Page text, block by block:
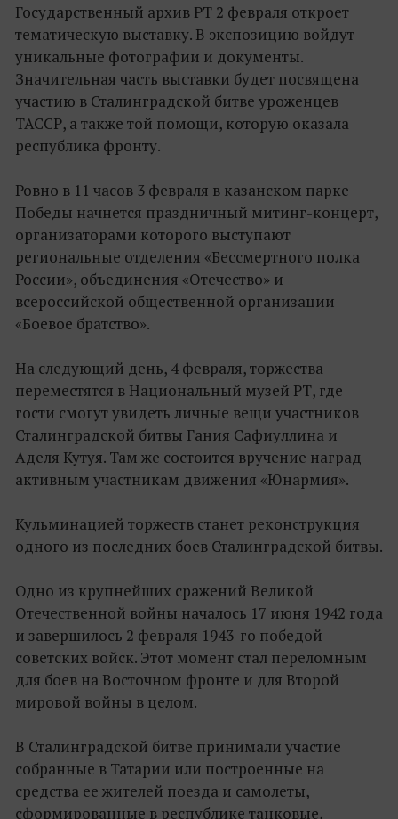
Государственный архив РТ 2 февраля откроет
тематическую выставку. В экспозицию войдут
уникальные фотографии и документы.
Значительная часть выставки будет посвящена
участию в Сталинградской битве уроженцев
ТАССР, а также той помощи, которую оказала
республика фронту.
Ровно в 11 часов 3 февраля в казанском парке
Победы начнется праздничный митинг-концерт,
организаторами которого выступают
региональные отделения «Бессмертного полка
России», объединения «Отечество» и
всероссийской общественной организации
«Боевое братство».
На следующий день, 4 февраля, торжества
переместятся в Национальный музей РТ, где
гости смогут увидеть личные вещи участников
Сталинградской битвы Гания Сафиуллина и
Аделя Кутуя. Там же состоится вручение наград
активным участникам движения «Юнармия».
Кульминацией торжеств станет реконструкция
одного из последних боев Сталинградской битвы.
Одно из крупнейших сражений Великой
Отечественной войны началось 17 июня 1942 года
и завершилось 2 февраля 1943-го победой
советских войск. Этот момент стал переломным
для боев на Восточном фронте и для Второй
мировой войны в целом.
В Сталинградской битве принимали участие
собранные в Татарии или построенные на
средства ее жителей поезда и самолеты,
сформированные в республике танковые,